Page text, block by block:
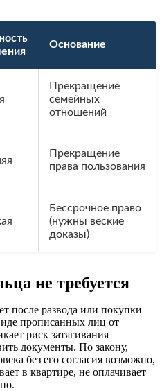
Основание
Прекращение
семейных
отношений
Прекращение
права пользования
Бессрочное право
(нужны веские
доказы)
не требуется
после развода или покупки
прописанных лиц от
риск затягивания
документы. По закону,
без его согласия возможно,
в квартире, не оплачивает